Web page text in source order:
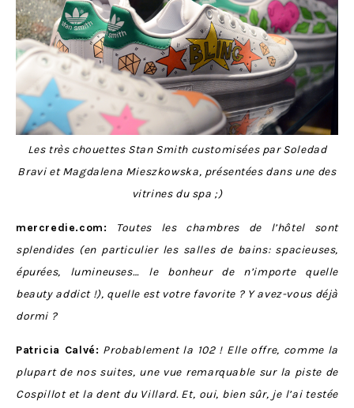
Les très chouettes Stan Smith customisées parSoledad
Bravi et Magdalena Mieszkowska, présentées dans une des
vitrines du spa ;)
mercredie.com:
Toutes les chambres de l’hôtel sont
splendides (en particulier les salles de bains: spacieuses,
épurées, lumineuses… le bonheur de n’importe quelle
beauty addict !), quelle est votre favorite ? Y avez-vous déjà
dormi ?
Patricia Calvé: Probablement la 102 ! Elle offre, comme la
plupart de nos suites, une vue remarquable sur la piste de
Cospillot et la dent du Villard. Et, oui, bien sûr, je l’ai testée